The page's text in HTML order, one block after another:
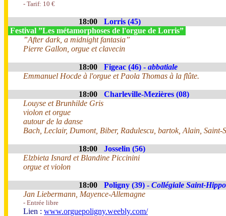
- Tarif: 10 €
18:00
Lorris (45)
Festival ”Les métamorphoses de l'orgue de Lorris”
”After dark, a midnight fantasia”
Pierre Gallon, orgue et clavecin
18:00 Figeac (46) - abbatiale
Emmanuel Hocde à l'orgue et Paola Thomas à la flûte.
18:00
Charleville-Mezières (08)
Louyse et Brunhilde Gris
violon et orgue
autour de la danse
Bach, Leclair, Dumont, Biber, Radulescu, bartok, Alain, Saint-
18:00
Josselin (56)
Elzbieta Isnard et Blandine Piccinini
orgue et violon
18:00 Poligny (39) - Collégiale Saint-
Jan Liebermann, Mayence-Allemagne
- Entrée libre
Lien : www.orguepoligny.weebly.com/